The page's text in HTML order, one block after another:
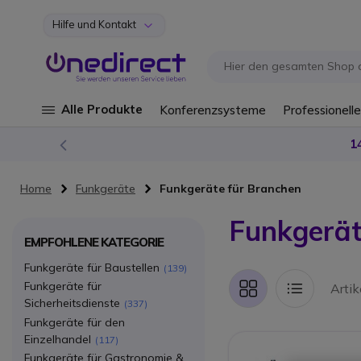
Zum Inhalt springen
Hilfe und Kontakt
Alle Produkte Konferenzsysteme
Home Funkgeräte Funkgeräte für Branchen
Liste Liste
EMPFOHLENE KATEGORIE
Funkgeräte für Baustellen 139
Funkgeräte für
Sicherheitsdienste
337
Funkgeräte für den
Einzelhandel
117
Funkgeräte für Gastronomie &